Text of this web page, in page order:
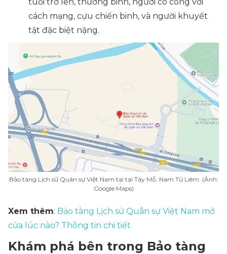
cách mạng, cựu chiến binh, và người khuyết
tật đặc biệt nặng.
Bảo tàng Lịch sử Quân sự Việt Nam tại tại Tây Mỗ, Nam Từ Liêm. (Ảnh:
Google Maps)
Xem thêm: Bảo tàng Lịch sử Quân sự Việt Nam mở
cửa lúc nào? Thông tin chi tiết
Khám phá bên trong Bảo tàng